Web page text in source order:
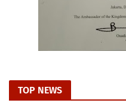
TOP NEWS